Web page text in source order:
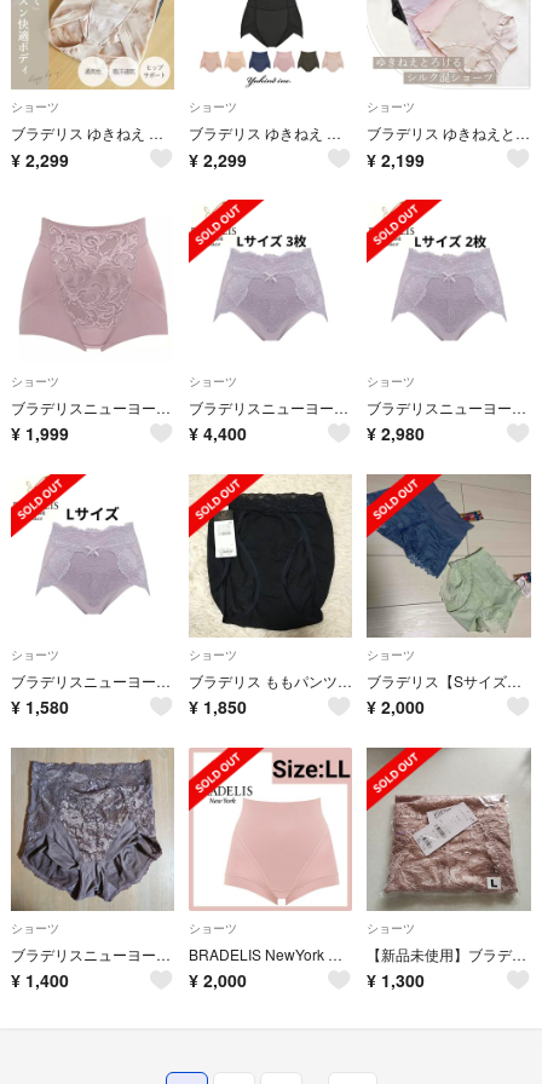
ショーツ
ブラデリス ゆきねえ モアソフト快適ホールドショーツ24 L クリームベージュ
¥ 2,299
ショーツ
ブラデリス ゆきねえ モアソフト快適ホールドショーツ24 LL ブラック
¥ 2,299
ショーツ
ブラデリス ゆきねえとろりソフトシルク混ショーツ24 LL
¥ 2,199
ショーツ
ブラデリスニューヨーク ハートのお尻に格上げショーツ24 LL ピンク
¥ 1,999
ショーツ
ブラデリスニューヨーク おしりPラインレーシーショーツ23 ライラック L 3枚
¥ 4,400
ショーツ
ブラデリスニューヨーク おしりPラインレーシーショーツ23 ライラック L 2枚
¥ 2,980
ショーツ
ブラデリスニューヨークおしりPラインレーシーショーツ23 ライラック L
¥ 1,580
ショーツ
ブラデリス ももパンツ M 桃パンツ モモパンツ ハイレグショーツ レース
¥ 1,850
ショーツ
ブラデリス【Sサイズ】2枚セットレーシーオールインワンスタイルショーツ
¥ 2,000
ショーツ
ブラデリスニューヨーク ショーツブラウン系 4L
¥ 1,400
ショーツ
BRADELIS NewYork ゆきねえとろけるシルク混ショーツ LL
¥ 2,000
ショーツ
【新品未使用】ブラデリスおしりPラインレーシーショーツ
¥ 1,300